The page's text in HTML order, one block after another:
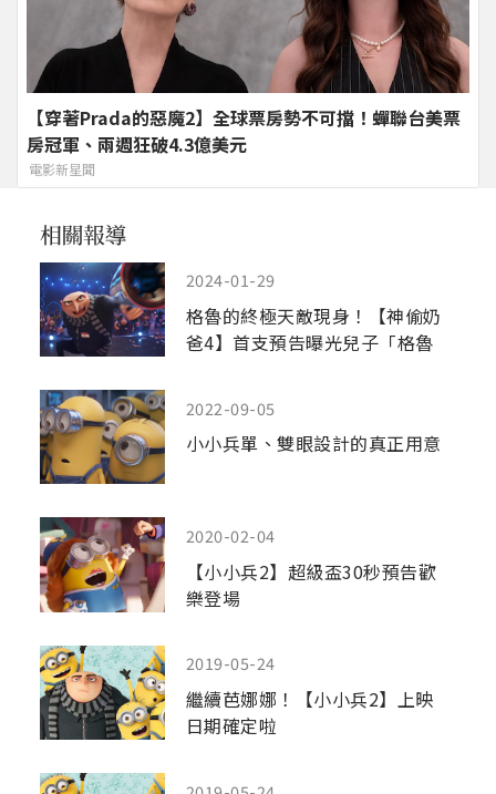
【穿著Prada的惡魔2】全球票房勢不可擋！蟬聯台美票
房冠軍、兩週狂破4.3億美元
電影新星聞
2024-01-29
格魯的終極天敵現身！【神偷奶
爸4】首支預告曝光兒子「格魯
2022-09-05
小小兵單、雙眼設計的真正用意
2020-02-04
【小小兵2】超級盃30秒預告歡
樂登場
2019-05-24
繼續芭娜娜！【小小兵2】上映
日期確定啦